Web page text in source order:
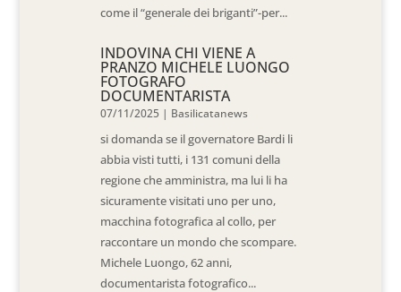
come il “generale dei briganti”-per...
INDOVINA CHI VIENE A
PRANZO MICHELE LUONGO
FOTOGRAFO
DOCUMENTARISTA
07/11/2025 | Basilicatanews
si domanda se il governatore Bardi li
abbia visti tutti, i 131 comuni della
regione che amministra, ma lui li ha
sicuramente visitati uno per uno,
macchina fotografica al collo, per
raccontare un mondo che scompare.
Michele Luongo, 62 anni,
documentarista fotografico...